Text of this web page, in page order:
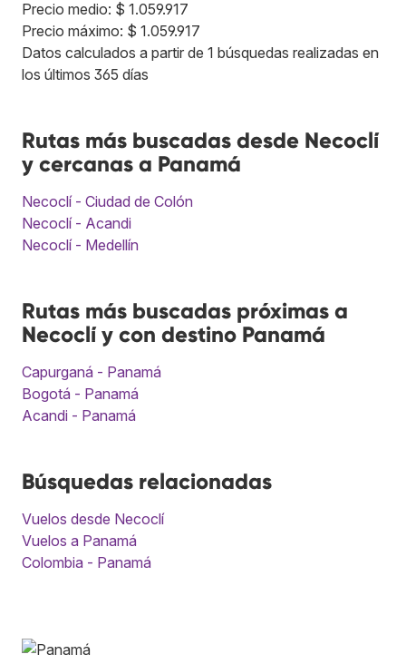
Precio medio: $ 1.059.917
Precio máximo: $ 1.059.917
Datos calculados a partir de 1 búsquedas realizadas en
los últimos 365 días
Rutas más buscadas desde Necoclí
y cercanas a Panamá
Necoclí - Ciudad de Colón
Necoclí - Acandi
Necoclí - Medellín
Rutas más buscadas próximas a
Necoclí y con destino Panamá
Capurganá - Panamá
Bogotá - Panamá
Acandi - Panamá
Búsquedas relacionadas
Vuelos desde Necoclí
Vuelos a Panamá
Colombia - Panamá